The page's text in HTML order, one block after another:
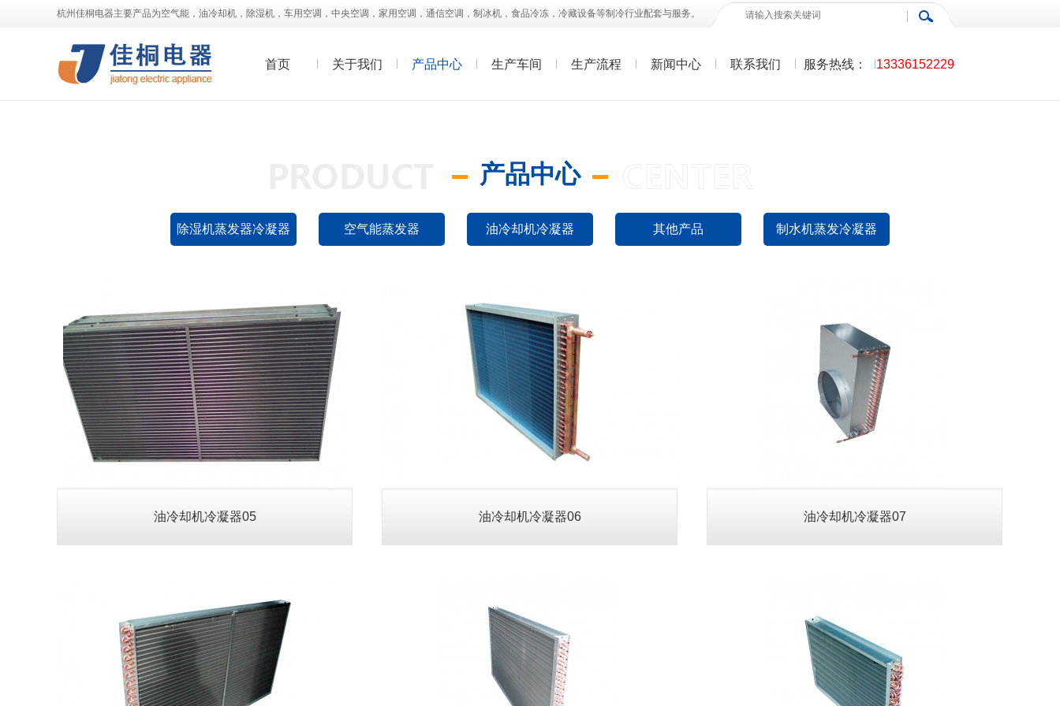
杭州佳桐电器主要产品为空气能，油冷却机，除湿机，车用空调，中央空调，家用空调，通信空调，制冰机，食品冷冻，冷藏设备等制冷行业配套与服务。
首页 关于我们 产品中心 生产车间 生产流程 新闻中心 联系我们 服务热线： 13336152229
产品中心
除湿机蒸发器冷凝器 空气能蒸发器 油冷却机冷凝器 其他产品 制水机蒸发冷凝器
油冷却机冷凝器05
油冷却机冷凝器05
油冷却机冷凝器06
油冷却机冷凝器06
查看详情>>
油冷却机冷凝器07
油冷却机冷凝器07
油冷却机冷凝器08 油冷却机冷凝器09 油冷却机冷凝器10